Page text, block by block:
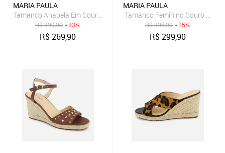
MARIA PAULA
Tamanco Anabela Em Couro Conforto Maria Paula Tiras Largas
R$399,90 - 33%
R$269,90
MARIA PAULA
Tamanco Feminino Couro
R$398,90 - 25%
R$299,90